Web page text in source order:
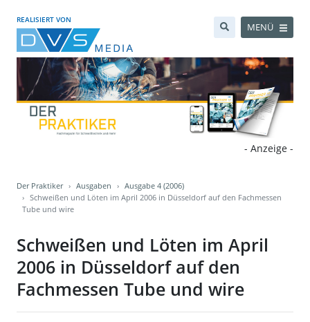
REALISIERT VON
MENÜ
- Anzeige -
Der Praktiker Ausgaben
Ausgabe 4 (2006)
Schweißen und Löten im April 2006 in Düsseldorf auf den Fachmessen
Tube und wire
Schweißen und Löten im April
2006 in Düsseldorf auf den
Fachmessen Tube und wire